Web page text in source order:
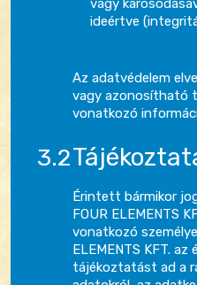
ideértve
Az adatvédelem
vagy azonosítható
vonatkozó
Érintett bármikor
FOUR ELEMENTS
vonatkozó
ELEMENTS KFT.
tájékoztatást ad a